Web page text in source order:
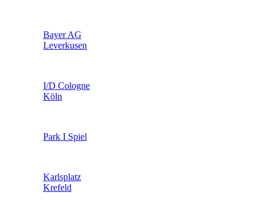
Bayer AG
Leverkusen
I/D Cologne
Köln
Park I Spiel
Karlsplatz
Krefeld